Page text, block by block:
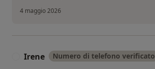
4 maggio 2026
Irene Numero di telefono verificato